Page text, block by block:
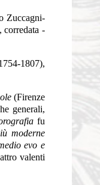
Zuccagni-
-
1807),
(Firenze
generali,
fu
moderne
evo e
valenti